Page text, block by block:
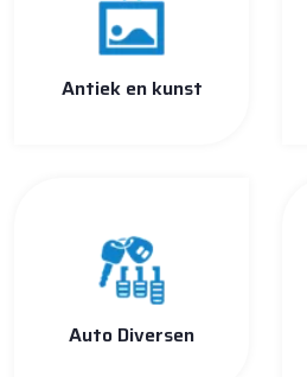
Antiek en kunst
Auto Diversen